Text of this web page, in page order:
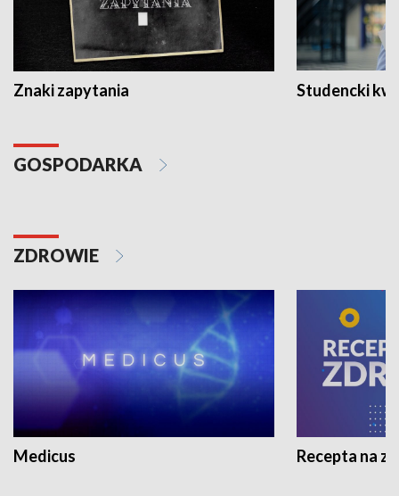
Znaki zapytania Studencki
GOSPODARKA
ZDROWIE
Medicus Recepta na